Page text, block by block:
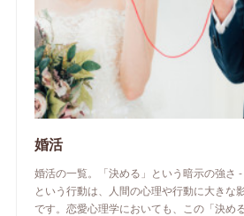
婚活
婚活の一覧。「決める」という暗示の強さ
という行動は、人間の心理や行動に大きな
です。恋愛心理学においても、この「決め